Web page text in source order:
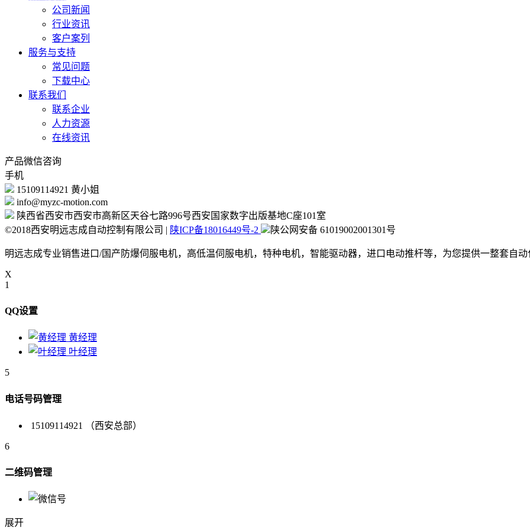
公司新闻
行业资讯
客户案列
服务与支持
常见问题
下载中心
联系我们
联系企业
人力资源
在线资讯
产品微信咨询
手机
15109114921 黄小姐
info@myzc-motion.com
陕西省西安市西安市高新区天谷七路996号西安国家数字出版基地C座101室
©2018西安明远志成自动控制有限公司 | 陕ICP备18016449号-2 陕公网安备 61019002001301号
明远志成专业销售进口/国产防爆伺服电机，高低温伺服电机，特种电机，智能驱动器，进口电动推杆等，为您提供一整套自动
X
1
QQ设置
黄经理
叶经理
5
电话号码管理
15109114921 （西安总部）
6
二维码管理
展开